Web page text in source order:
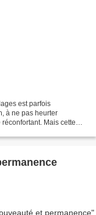
est parfois
à ne pas heurter
Mais cette